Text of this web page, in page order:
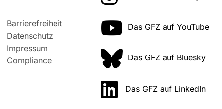
Barrierefreiheit
Datenschutz
Impressum
Compliance
Das GFZ auf YouTube
Das GFZ auf Bluesky
Das GFZ auf LinkedIn